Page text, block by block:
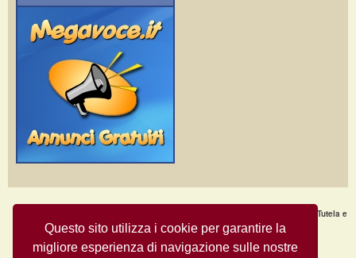
Questo sito utilizza i cookie per garantire la
migliore esperienza di navigazione sulle nostre
Tutela e
Sicurezza·Privacy·Aiuto
Annunci Gratuiti © Copyright 2009MegaVoce.it - All Rights Reserved.